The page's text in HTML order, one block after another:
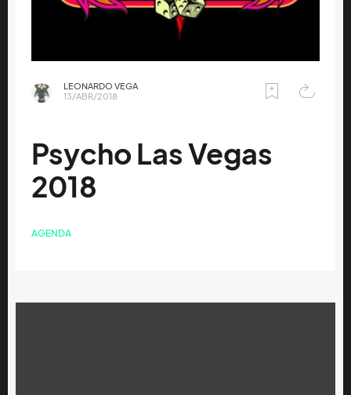
LEONARDO VEGA
13/ABR/2018
Psycho Las Vegas
2018
AGENDA